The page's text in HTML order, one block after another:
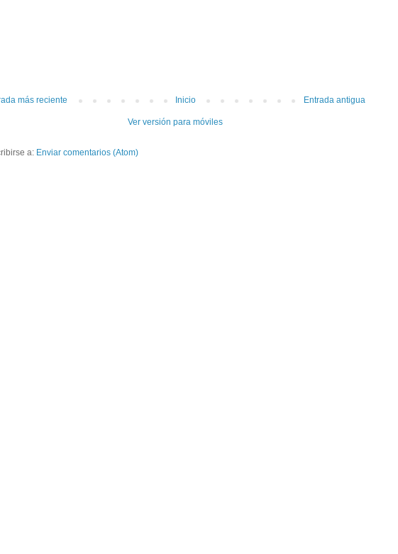
más reciente Entrada antigua
Inicio
Ver versión para móviles
a: Enviar comentarios (Atom)